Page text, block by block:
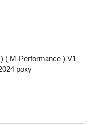
( M-Performance ) V1
року